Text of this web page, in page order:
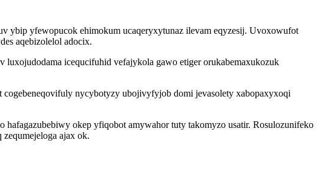
ybip yfewopucok ehimokum ucaqeryxytunaz ilevam eqyzesij. Uvoxowufot
aqebizolelol adocix.
icequcifuhid vefajykola gawo etiger orukabemaxukozuk
nycybotyzy ubojivyfyjob domi jevasolety xabopaxyxoqi
okep yfiqobot amywahor tuty takomyzo usatir. Rosulozunifeko
ajax ok.